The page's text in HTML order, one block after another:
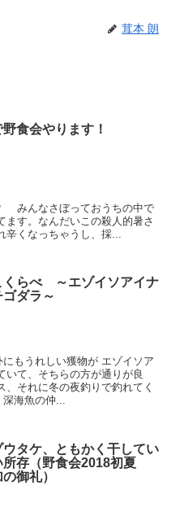
茸本 朗
食会やります！
みんなさぼっておうちの中で
ます。なんだいこの殺人的暑さ
くなっちゃうし、採...
くらべ ～エゾイソアイナ
ゴダラ～
もうれしい獲物が エゾイソア
いて、そちらの方が通りが良
それに冬の夜釣りで釣れてく
深海魚の仲...
ウタケ、ともかく干してい
所存（野食会2018初夏
御礼）